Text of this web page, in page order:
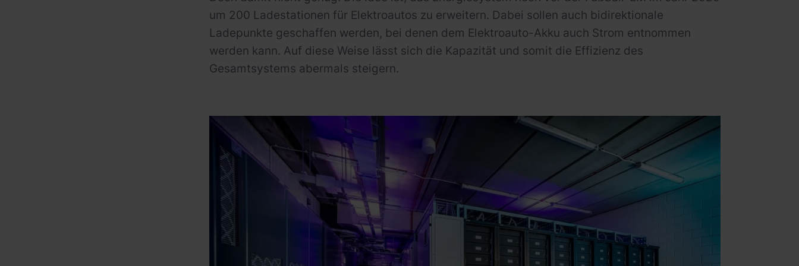
um 200 Ladestationen für Elektroautos zu erweitern. Dabei sollen auch bidirektionale
Ladepunkte geschaffen werden, bei denen dem Elektroauto-Akku auch Strom entnommen
werden kann. Auf diese Weise lässt sich die Kapazität und somit die Effizienz des
Gesamtsystems abermals steigern.